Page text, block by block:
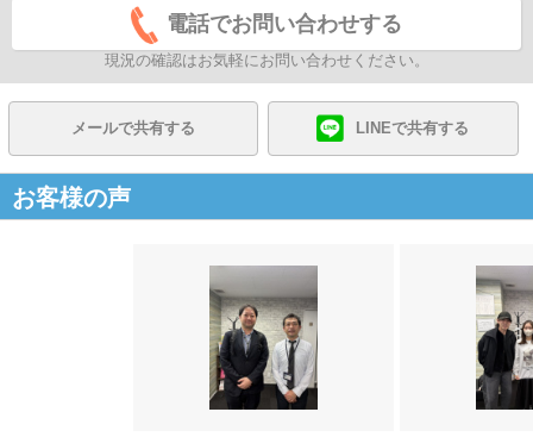
電話でお問い合わせする
現況の確認はお気軽にお問い合わせください。
メールで共有する LINEで共有する
お客様の声